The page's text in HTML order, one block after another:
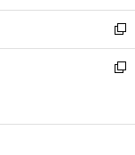
開
く
ウ
で
開
く
ン
ド
ウ
で
ウ
ィ
ン
ド
開
新
し
い
ン
新
ウ